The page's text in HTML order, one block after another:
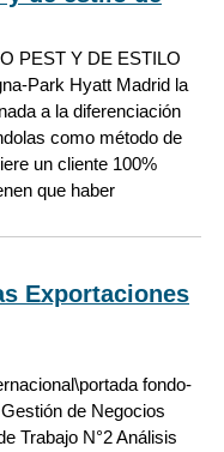
PEST Y DE ESTILO
Park Hyatt Madrid la
a la diferenciación
como método de
un cliente 100%
que haber
Exportaciones
fondo-
de Negocios
Trabajo N°2 Análisis